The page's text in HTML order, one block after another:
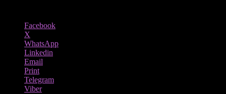
Facebook
X
WhatsApp
Linkedin
Email
Print
Telegram
Viber